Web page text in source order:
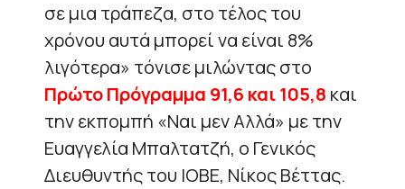
σε μια τράπεζα, στο τέλος του
χρόνου αυτά μπορεί να είναι 8%
λιγότερα» τόνισε μιλώντας στο
Πρώτο Πρόγραμμα 91,6 και 105,8 και
την εκπομπή «Ναι μεν Αλλά» με την
Ευαγγελία Μπαλτατζή, ο Γενικός
Διευθυντής του ΙΟΒΕ, Νίκος Βέττας.